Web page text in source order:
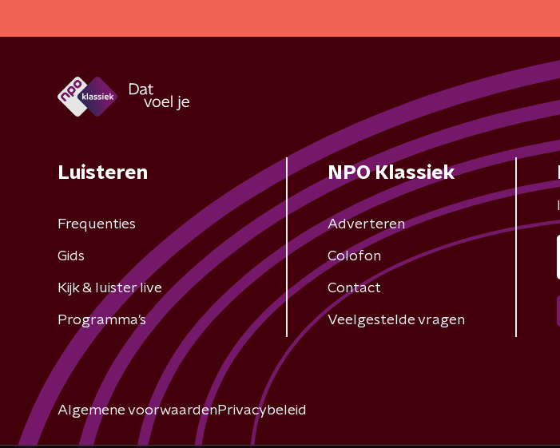
Luisteren
Frequenties
Gids
Kijk & luister live
Programma's
NPO Klassiek
Adverteren
Colofon
Contact
Veelgestelde vragen
Algemene voorwaardenPrivacybeleid